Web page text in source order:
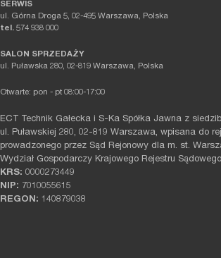
SERWIS
ul. Górna Droga 5, 02-495 Warszawa, Polska
tel. 574 938 000
SALON SPRZEDAŻY
ul. Puławska 280, 02-819 Warszawa, Polska
Otwarte: pon - pt 08:00-17:00
ECT Technik Gałecka i S-Ka Spółka Jawna z
ul. Puławskiej 280, 02-819 Warszawa, wpisana do
prowadzonego przez Sąd Rejonowy dla m. st.
Wydział Gospodarczy Krajowego Rejestru
KRS: 0000273449
NIP: 7010055615
REGON: 140879038